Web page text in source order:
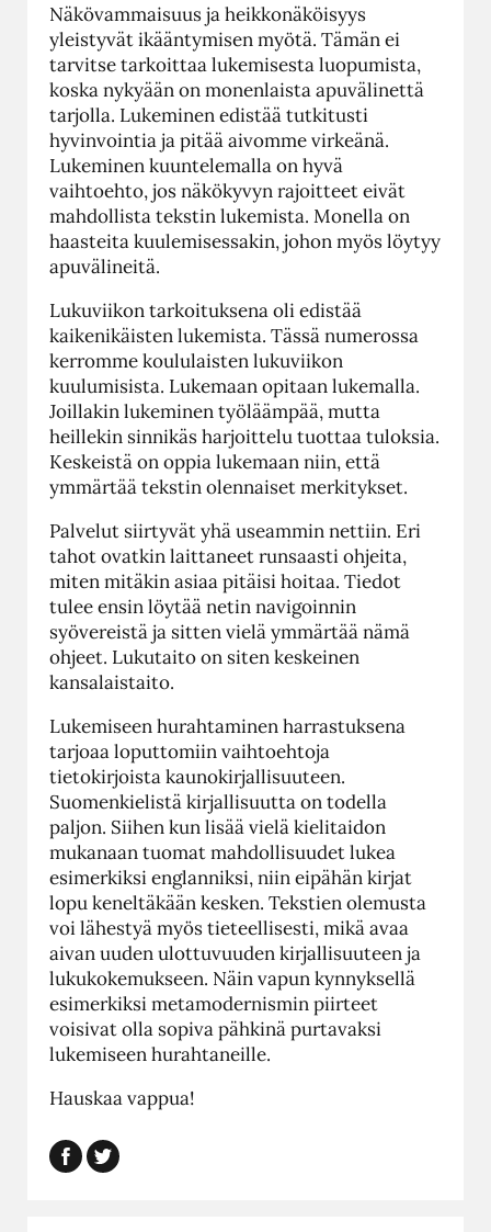
Näkövammaisuus ja heikkonäköisyys
yleistyvät ikääntymisen myötä. Tämän ei
tarvitse tarkoittaa lukemisesta luopumista,
koska nykyään on monenlaista apuvälinettä
tarjolla. Lukeminen edistää tutkitusti
hyvinvointia ja pitää aivomme virkeänä.
Lukeminen kuuntelemalla on hyvä
vaihtoehto, jos näkökyvyn rajoitteet eivät
mahdollista tekstin lukemista. Monella on
haasteita kuulemisessakin, johon myös löytyy
apuvälineitä.
Lukuviikon tarkoituksena oli edistää
kaikenikäisten lukemista. Tässä numerossa
kerromme koululaisten lukuviikon
kuulumisista. Lukemaan opitaan lukemalla.
Joillakin lukeminen työläämpää, mutta
heillekin sinnikäs harjoittelu tuottaa tuloksia.
Keskeistä on oppia lukemaan niin, että
ymmärtää tekstin olennaiset merkitykset.
Palvelut siirtyvät yhä useammin nettiin. Eri
tahot ovatkin laittaneet runsaasti ohjeita,
miten mitäkin asiaa pitäisi hoitaa. Tiedot
tulee ensin löytää netin navigoinnin
syövereistä ja sitten vielä ymmärtää nämä
ohjeet. Lukutaito on siten keskeinen
kansalaistaito.
Lukemiseen hurahtaminen harrastuksena
tarjoaa loputtomiin vaihtoehtoja
tietokirjoista kaunokirjallisuuteen.
Suomenkielistä kirjallisuutta on todella
paljon. Siihen kun lisää vielä kielitaidon
mukanaan tuomat mahdollisuudet lukea
esimerkiksi englanniksi, niin eipähän kirjat
lopu keneltäkään kesken. Tekstien olemusta
voi lähestyä myös tieteellisesti, mikä avaa
aivan uuden ulottuvuuden kirjallisuuteen ja
lukukokemukseen. Näin vapun kynnyksellä
esimerkiksi metamodernismin piirteet
voisivat olla sopiva pähkinä purtavaksi
lukemiseen hurahtaneille.
Hauskaa vappua!